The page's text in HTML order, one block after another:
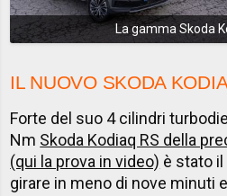
La gamma Skoda
IL NUOVO SKODA
Forte del suo 4 cilindri
Nm Skoda Kodiaq RS della
(qui la prova in video) è stato il
girare in meno di nove minuti